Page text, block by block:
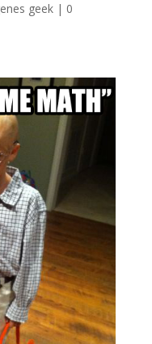
geek| 0